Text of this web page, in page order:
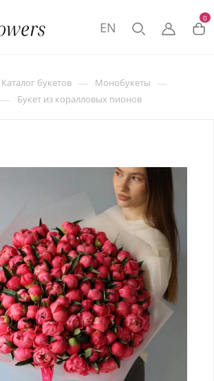
0
EN
Каталог букетов — Монобукеты —
— Букет из коралловых пионов